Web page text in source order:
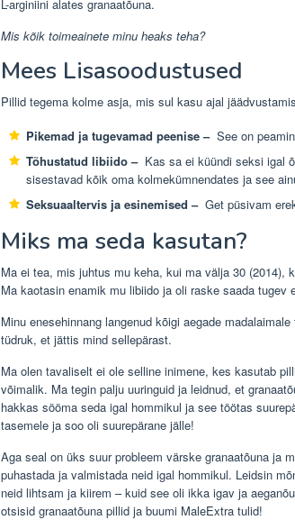
L-arginiini alates granaatõuna.
Mis kõik toimeainete minu heaks teha?
Mees Lisasoodustused
Pillid tegema kolme asja, mis sul kasu ajal
Pikemad ja tugevamad peenise – See on
Tõhustatud libiido – Kas sa ei küündi seksi igal
sisestavad kõik oma kolmekümnendates ja see
Seksuaaltervis ja esinemised – Get püsivam
Miks ma seda kasutan?
Ma ei tea, mis juhtus mu keha, kui ma välja 30 (2014),
Ma kaotasin enamik mu libiido ja oli raske saada
Minu enesehinnang langenud kõigi aegade
tüdruk, et jättis mind sellepärast.
Ma olen tavaliselt ei ole selline inimene, kes kasutab
võimalik. Ma tegin palju uuringuid ja leidnud, et
hakkas sööma seda igal hommikul ja see töötas
tasemele ja soo oli suurepärane jälle!
Aga seal on üks suur probleem värske granaatõuna ja
puhastada ja valmistada neid igal hommikul. Leidsin
neid lihtsam ja kiirem – kuid see oli ikka igav ja
otsisid granaatõuna pillid ja buumi MaleExtra tulid!